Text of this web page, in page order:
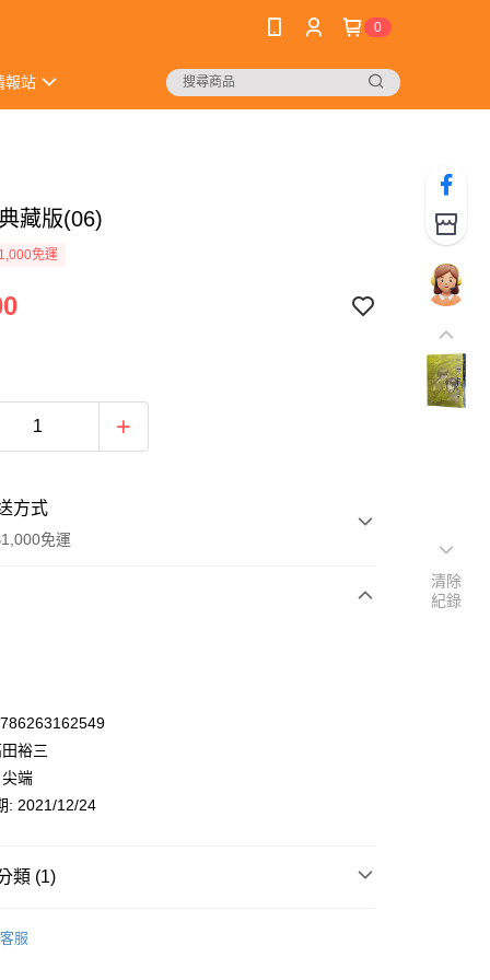
0
報站
藏版(06)
免運
方式
免運
裕三
端
: 2021/12/24
類 (1)
客服
清除
紀錄